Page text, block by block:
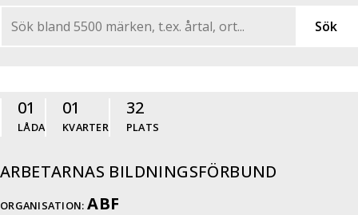
01
LÅDA
01
KVARTER
32
PLATS
ARBETARNAS BILDNINGSFÖRBUND
ORGANISATION: ABF